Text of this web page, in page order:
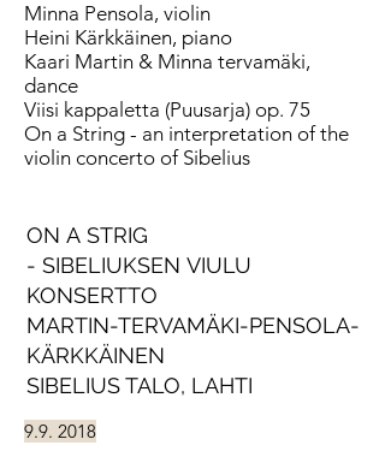
Minna Pensola, violin
Heini Kärkkäinen, piano
Kaari Martin & Minna tervamäki,
dance
Viisi kappaletta (Puusarja) op. 75
On a String - an interpretation of the
violin concerto of Sibelius
ON A STRIG
- SIBELIUKSEN VIULU
KONSERTTO
MARTIN-TERVAMÄKI-PENSOLA-
KÄRKKÄINEN
SIBELIUS TALO, LAHTI
9.9. 2018